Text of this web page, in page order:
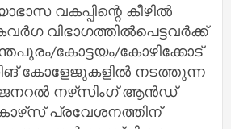
വകപ്പിന്റെ കീഴിൽ
വിഭാഗത്തിൽപെട്ടവർക്ക്
കോട്ടയം/കോഴിക്കോട്
കോളേജുകളിൽ നടത്തുന്ന
നഴ്‌സിംഗ് ആൻഡ്
പ്രവേശനത്തിന്